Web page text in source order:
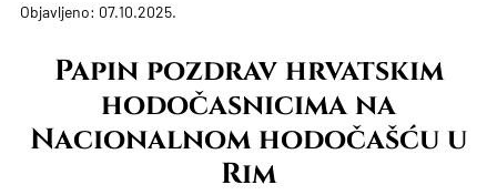
Objavljeno: 07.10.2025.
Papin pozdrav hrvatskim
hodočasnicima na
Nacionalnom hodočašću u
Rim